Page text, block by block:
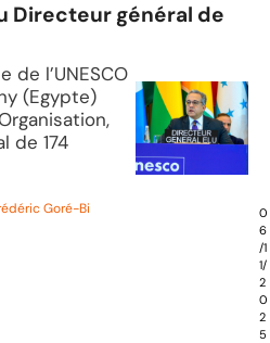
Directeur général de
de l’UNESCO
(Egypte)
de 174
Goré-Bi
0
6
/1
1/
2
0
2
5